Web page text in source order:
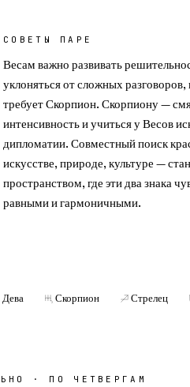
СОВЕТЫ ПАРЕ
Весам важно развивать
уклоняться от сложных
требует Скорпион. Скорпиону —
интенсивность и учиться у Весов
дипломатии. Совместный поиск
искусстве, природе, культуре —
пространством, где эти два знака
равными и гармоничными.
Дева Скорпион Стрелец
· ПО ЧЕТВЕРГАМ